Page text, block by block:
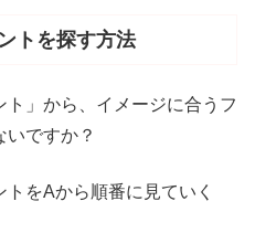
トを探す方法
」から、イメージに合うフ
いですか？
をAから順番に見ていく